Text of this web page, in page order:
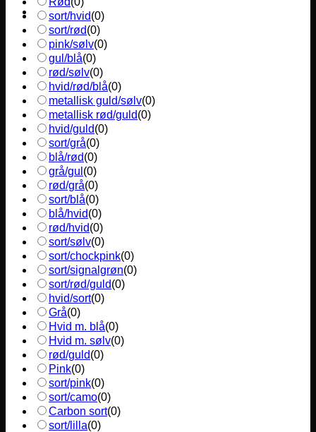
sort/hvid(0)
sort/rød(0)
pink/sølv(0)
gul/blå(0)
rød/sølv(0)
hvid/rød/blå(0)
metallisk guld/sølv(0)
metallisk rød/guld(0)
hvid/guld(0)
sort/grå(0)
blå/rød(0)
grå/gul (0)
rød/grå(0)
sort/blå(0)
blå/hvid(0)
rød/hvid(0)
sort/sølv(0)
sort/chockpink(0)
sort/signalgrøn(0)
sort/rød/guld(0)
hvid/sort(0)
Grå(0)
Hvid m. blå(0)
Hvid m. sølv(0)
rød/guld(0)
Pink(0)
sort/pink(0)
sort/camo(0)
Carbon sort(0)
sort/lilla(0)